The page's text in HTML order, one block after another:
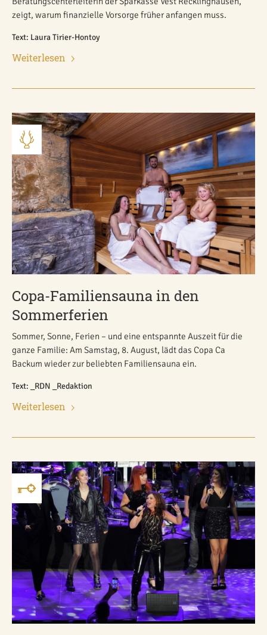
zeigt, warum finanzielle Vorsorge früher anfangen muss.
Text: Laura Tirier-Hontoy
Weiterlesen
Copa-Familiensauna in den
Sommerferien
Sommer, Sonne, Ferien – und eine entspannte Auszeit für die
ganze Familie: Am Samstag, 8. August, lädt das Copa Ca
Backum wieder zur beliebten Familiensauna ein.
Text: _RDN _Redaktion
Weiterlesen